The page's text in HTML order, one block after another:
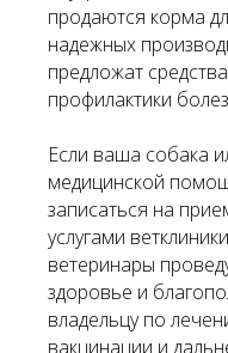
продаются корма
надежных
предложат
профилактики
Если ваша собака
медицинской
записаться на
услугами
ветеринары
здоровье и
владельцу по
вакцинации и